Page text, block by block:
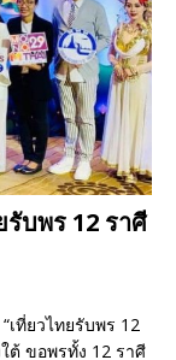
รับพร 12 ราศี
ที่ยวไทยรับพร 12
ต้ ขอพรทั้ง 12 ราศี